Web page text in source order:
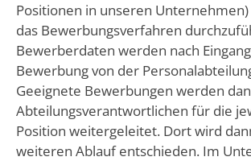
Positionen in unseren
das Bewerbungsverfahren
Bewerberdaten werden nach
Bewerbung von der
Geeignete Bewerbungen werden
Abteilungsverantwortlichen für die
Position weitergeleitet. Dort wird
weiteren Ablauf entschieden. Im